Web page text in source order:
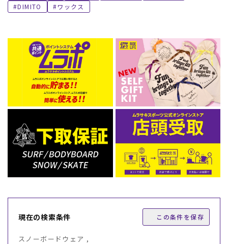
DIMITO
ワックス
現在の検索条件 この条件を保存
スノーボードウェア ,